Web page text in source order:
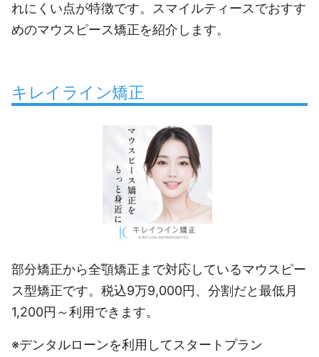
れにくい点が特徴です。スマイルティースでおすす
めのマウスピース矯正を紹介します。
キレイライン矯正
部分矯正から全顎矯正まで対応しているマウスピー
ス型矯正です。税込9万9,000円、分割だと最低月
1,200円～利用できます。
※デンタルローンを利用してスタートプラン